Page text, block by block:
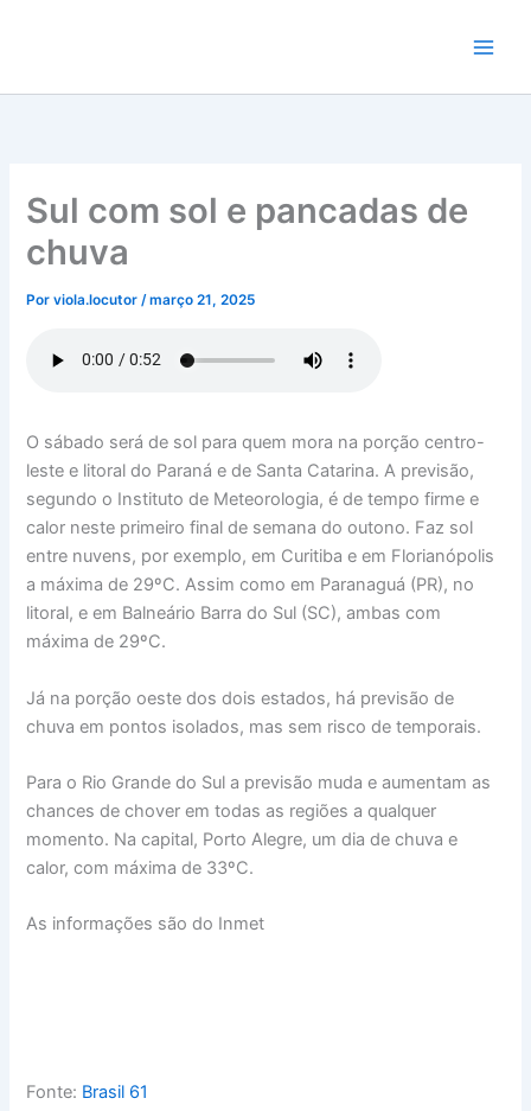
conteúdo
Sul com sol e pancadas de
chuva
Porviola.locutor/março 21, 2025
O sábado será de sol para quem mora na porção centro-
leste e litoral do Paraná e de Santa Catarina. A previsão,
segundo o Instituto de Meteorologia, é de tempo firme e
calor neste primeiro final de semana do outono. Faz sol
entre nuvens, por exemplo, em Curitiba e em Florianópolis
a máxima de 29ºC. Assim como em Paranaguá (PR), no
litoral, e em Balneário Barra do Sul (SC), ambas com
máxima de 29ºC.
Já na porção oeste dos dois estados, há previsão de
chuva em pontos isolados, mas sem risco de temporais.
Para o Rio Grande do Sul a previsão muda e aumentam as
chances de chover em todas as regiões a qualquer
momento. Na capital, Porto Alegre, um dia de chuva e
calor, com máxima de 33ºC.
As informações são do Inmet
Fonte: Brasil 61